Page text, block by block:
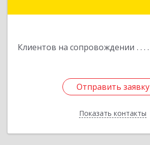
Клиентов на сопровождении
Отправить заявку
Показать контакты
Отправить заявку
Назад